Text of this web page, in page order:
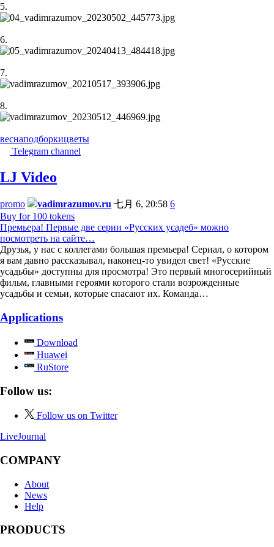
5.
6.
7.
8.
веснаподборкицветы
Telegram channel
LJ Video
promo vadimrazumov.ru 七月 6, 20:58 6
Buy for 100 tokens
Премьера! Первые две серии «Русских усадеб» можно
посмотреть на сайте…
Друзья, у нас с коллегами большая премьера! Сериал, о котором
я вам давно рассказывал, наконец-то увидел свет! «Русские
усадьбы» доступны для просмотра! Это первый многосерийный
фильм, главными героями которого стали возрожденные
усадьбы и семьи, которые спасают их. Команда…
Applications
Download
Huawei
RuStore
Follow us:
Follow us on Twitter
LiveJournal
COMPANY
About
News
Help
PRODUCTS